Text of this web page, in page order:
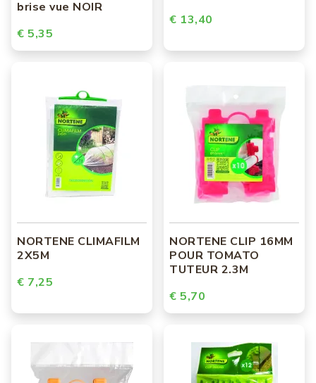
brise vue NOIR
€ 5,35
€ 13,40
NORTENE CLIMAFILM
2X5M
€ 7,25
NORTENE CLIP 16MM
POUR TOMATO
TUTEUR 2.3M
€ 5,70